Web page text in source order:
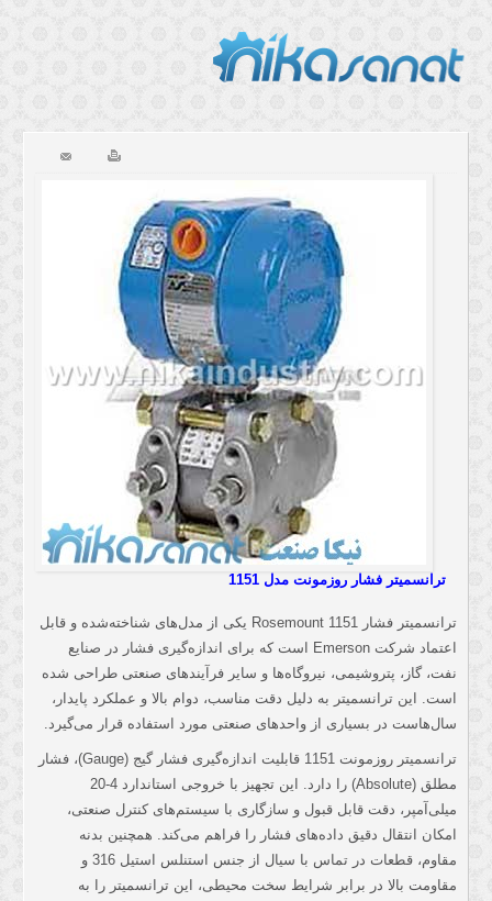
ترانسمیتر فشار روزمونت مدل 1151
ترانسمیتر فشار Rosemount 1151 یکی از مدل‌های شناخته‌شده و قابل
اعتماد شرکت Emerson است که برای اندازه‌گیری فشار در صنایع
نفت، گاز، پتروشیمی، نیروگاه‌ها و سایر فرآیندهای صنعتی طراحی شده
است. این ترانسمیتر به دلیل دقت مناسب، دوام بالا و عملکرد پایدار،
سال‌هاست در بسیاری از واحدهای صنعتی مورد استفاده قرار می‌گیرد.
ترانسمیتر روزمونت 1151 قابلیت اندازه‌گیری فشار گیج (Gauge)، فشار
مطلق (Absolute) را دارد. این تجهیز با خروجی استاندارد 4-20
میلی‌آمپر، دقت قابل قبول و سازگاری با سیستم‌های کنترل صنعتی،
امکان انتقال دقیق داده‌های فشار را فراهم می‌کند. همچنین بدنه
مقاوم، قطعات در تماس با سیال از جنس استنلس استیل 316 و
مقاومت بالا در برابر شرایط سخت محیطی، این ترانسمیتر را به